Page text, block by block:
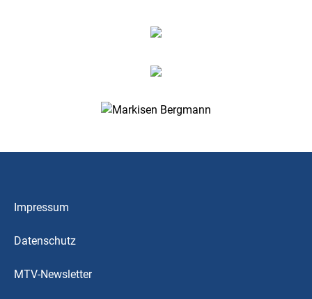
Impressum
Datenschutz
MTV-Newsletter